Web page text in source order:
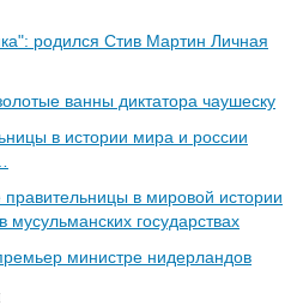
родился Стив Мартин Личная
ванны диктатора чаушеску
в истории мира и россии
в мировой истории
государствах
министре нидерландов